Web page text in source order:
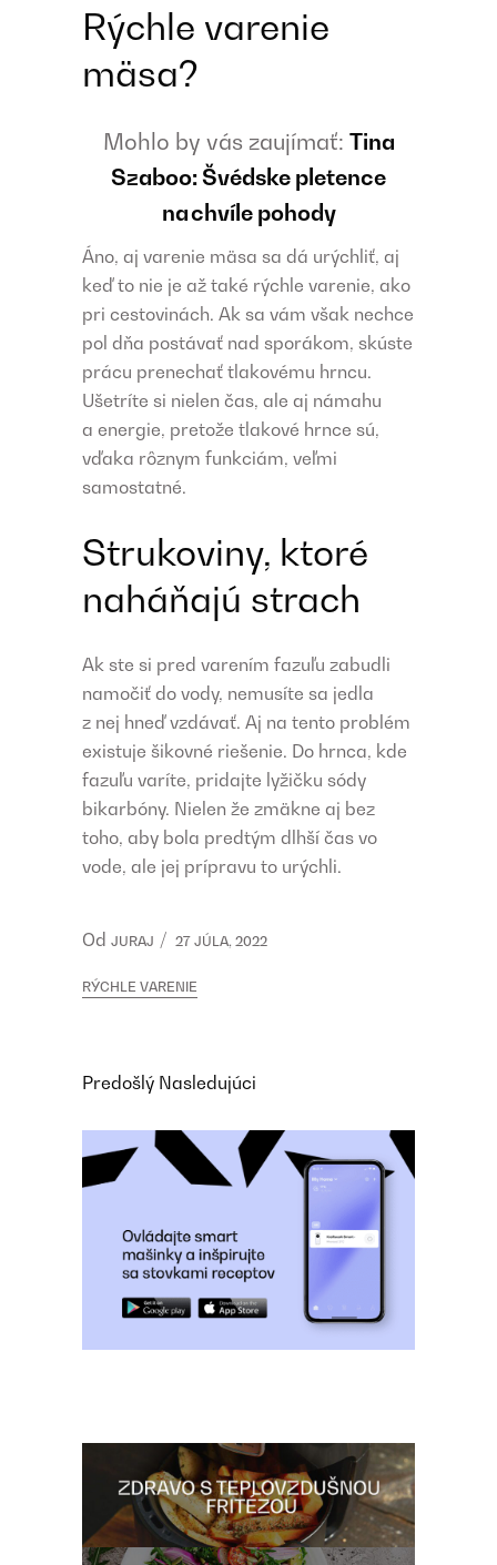
Rýchle varenie
mäsa?
Mohlo by vás zaujímať: Tina
Szaboo: Švédske pletence
na chvíle pohody
Áno, aj varenie mäsa sa dá urýchliť, aj
keď to nie je až také rýchle varenie, ako
pri cestovinách. Ak sa vám však nechce
pol dňa postávať nad sporákom, skúste
prácu prenechať tlakovému hrncu.
Ušetríte si nielen čas, ale aj námahu
a energie, pretože tlakové hrnce sú,
vďaka rôznym funkciám, veľmi
samostatné.
Strukoviny, ktoré
naháňajú strach
Ak ste si pred varením fazuľu zabudli
namočiť do vody, nemusíte sa jedla
z nej hneď vzdávať. Aj na tento problém
existuje šikovné riešenie. Do hrnca, kde
fazuľu varíte, pridajte lyžičku sódy
bikarbóny. Nielen že zmäkne aj bez
toho, aby bola predtým dlhší čas vo
vode, ale jej prípravu to urýchli.
Od JURAJ 27 JÚLA, 2022
RÝCHLE VARENIE
Predošlý Nasledujúci